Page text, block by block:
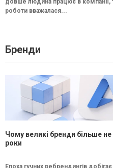
довше людина працює в компанії,
роботи вважалася...
Бренди
Чому великі бренди більше
роки